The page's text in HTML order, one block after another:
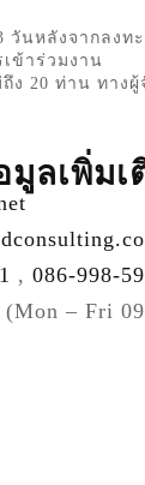
วันหลังจากลงท
ข้าร่วมงาน
ง 20 ท่าน ทางผู้
ลเพิ่มเ
, 086-998-
(Mon – Fri